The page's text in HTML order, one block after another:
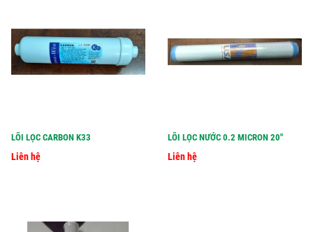
LÕI LỌC CARBON K33
Liên hệ
LÕI LỌC NƯỚC 0.2 MICRON 20"
Liên hệ